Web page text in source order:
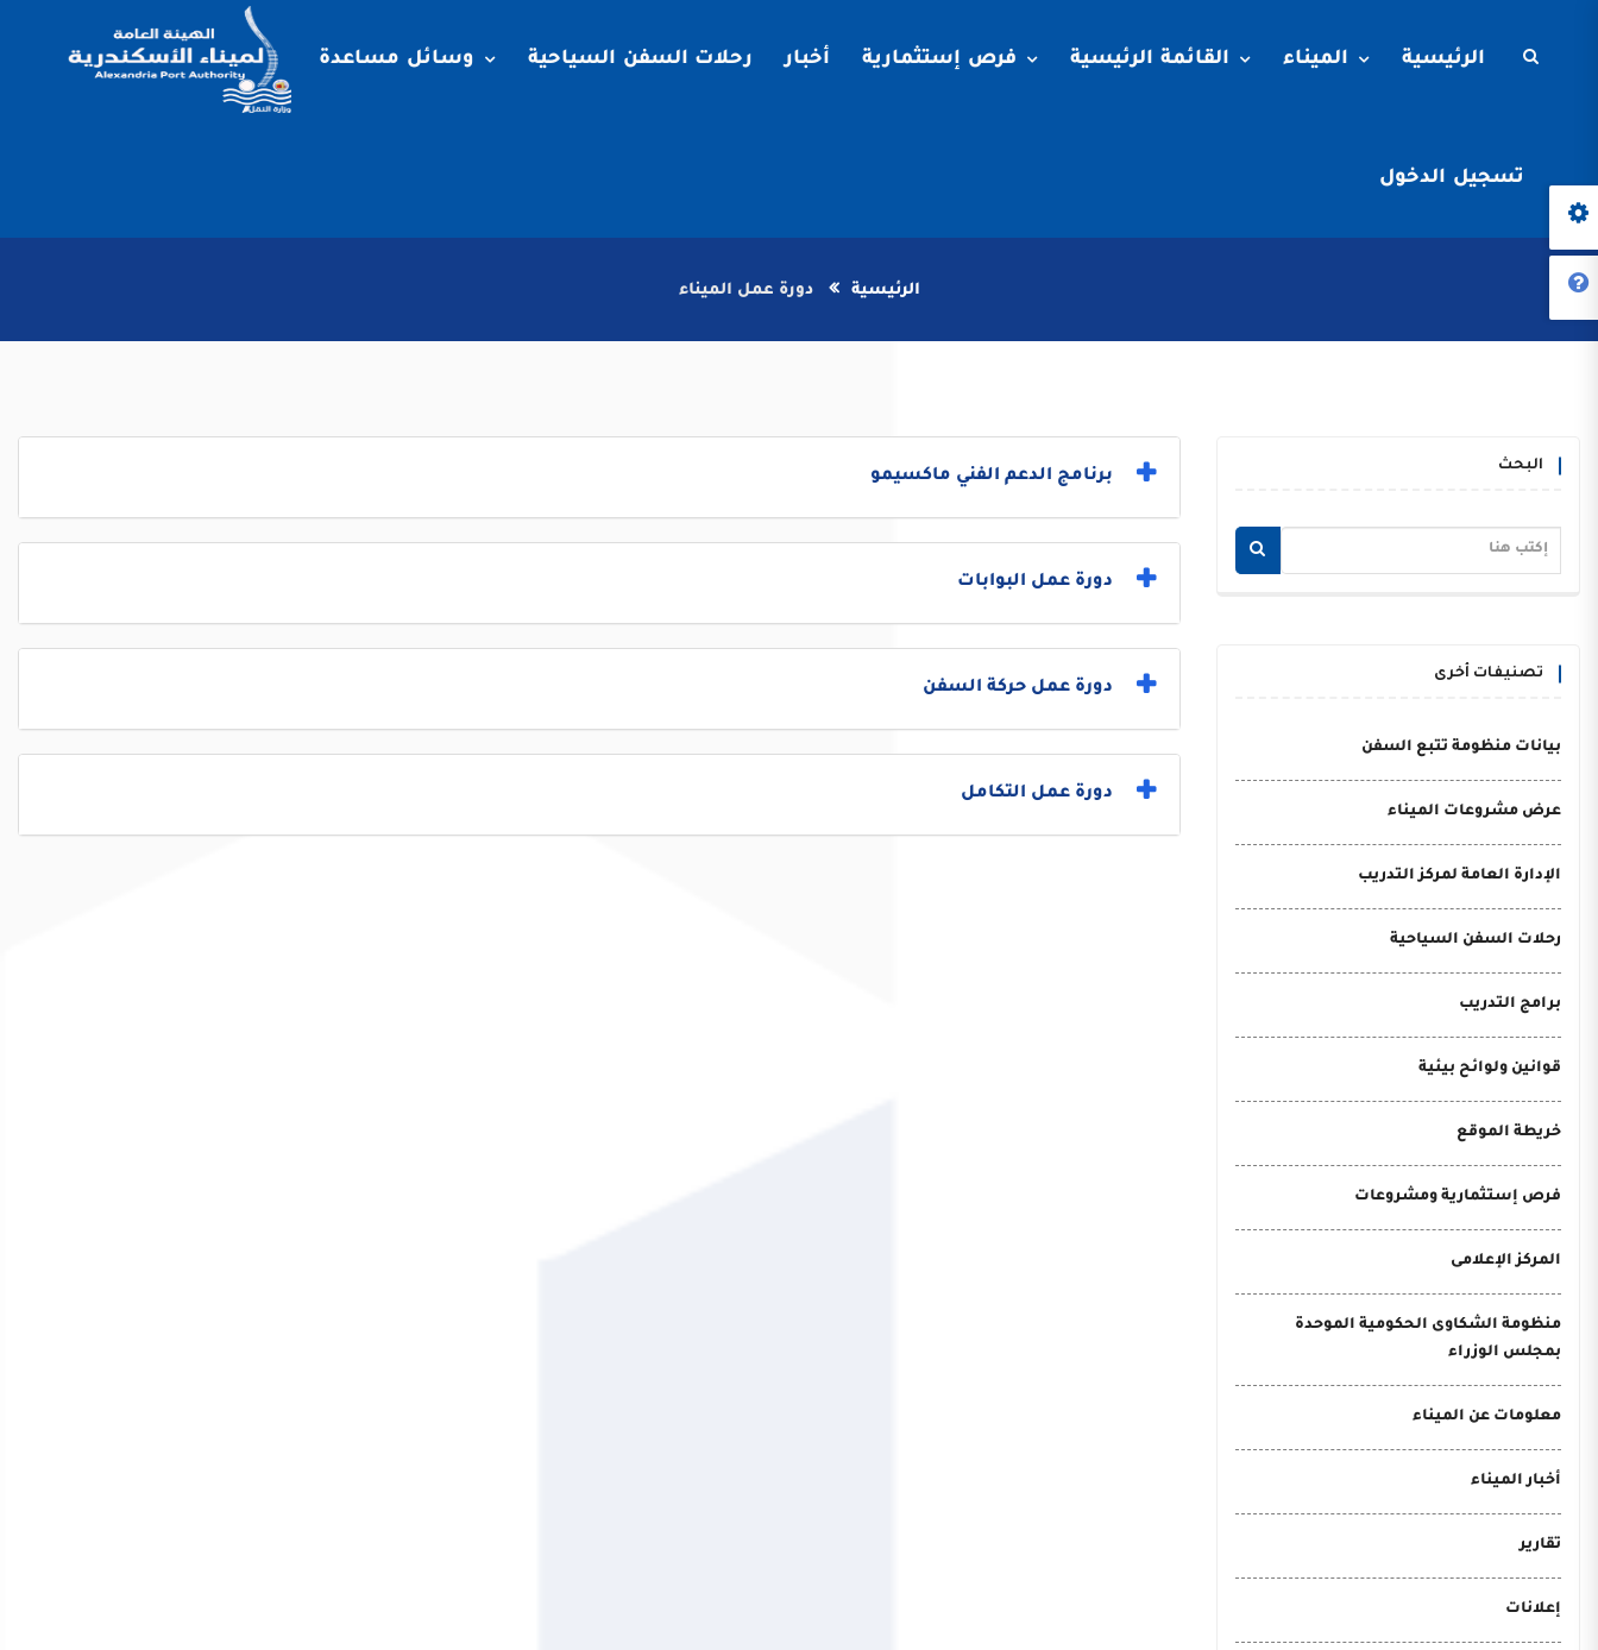
الرئيسية الميناء القائمة الرئيسية فرص إستثمارية أخبار رحلات السفن السياحية وسائل مساعدة
تسجيل الدخول
الرئيسية دورة عمل الميناء
البحث
تصنيفات أخرى
بيانات منظومة تتبع السفن
عرض مشروعات الميناء
الإدارة العامة لمركز التدريب
رحلات السفن السياحية
برامج التدريب
قوانين ولوائح بيئية
خريطة الموقع
فرص إستثمارية ومشروعات
المركز الإعلامى
منظومة الشكاوى الحكومية الموحدة
بمجلس الوزراء
معلومات عن الميناء
أخبار الميناء
تقارير
إعلانات
برنامج الدعم الفني ماكسيمو
دورة عمل البوابات
دورة عمل حركة السفن
دورة عمل التكامل